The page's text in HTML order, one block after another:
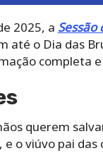
2025, a Sessão
até o Dia das
completa
querem
o viúvo pai das